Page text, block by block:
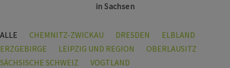
in Sachsen
ALLE CHEMNITZ-ZWICKAU DRESDEN
ELBLAND
ERZGEBIRGE
LEIPZIG UND REGION
OBERLAUSITZ
SÄCHSISCHE SCHWEIZ
VOGTLAND